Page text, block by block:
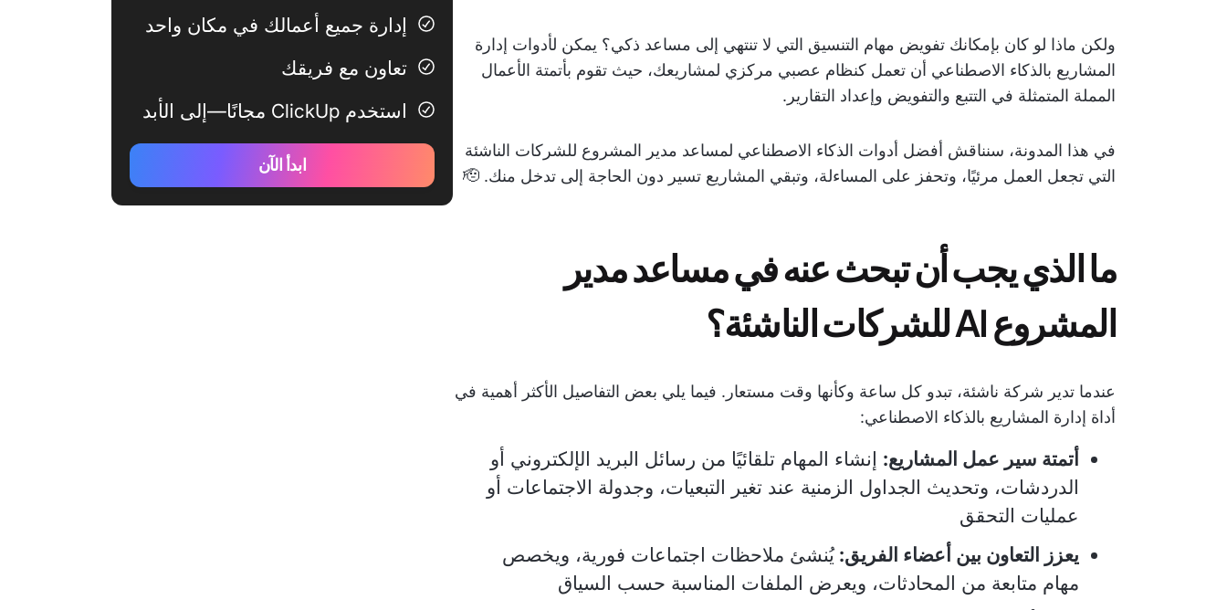
ولكن ماذا لو كان بإمكانك تفويض مهام التنسيق التي لا تنتهي إلى مساعد ذكي؟ يمكن لأدوات إدارة
المشاريع بالذكاء الاصطناعي أن تعمل كنظام عصبي مركزي لمشاريعك، حيث تقوم بأتمتة الأعمال
المملة المتمثلة في التتبع والتفويض وإعداد التقارير.
في هذا المدونة، سنناقش أفضل أدوات الذكاء الاصطناعي لمساعد مدير المشروع للشركات الناشئة
التي تجعل العمل مرئيًا، وتحفز على المساءلة، وتبقي المشاريع تسير دون الحاجة إلى تدخل منك. 🫡
ما الذي يجب أن تبحث عنه في مساعد مدير
المشروع AI للشركات الناشئة؟
عندما تدير شركة ناشئة، تبدو كل ساعة وكأنها وقت مستعار. فيما يلي بعض التفاصيل الأكثر أهمية في
أداة إدارة المشاريع بالذكاء الاصطناعي:
أتمتة سير عمل المشاريع: إنشاء المهام تلقائيًا من رسائل البريد الإلكتروني أو
الدردشات، وتحديث الجداول الزمنية عند تغير التبعيات، وجدولة الاجتماعات أو
عمليات التحقق
يعزز التعاون بين أعضاء الفريق:يُنشئ ملاحظات اجتماعات فورية، ويخصص
مهام متابعة من المحادثات، ويعرض الملفات المناسبة حسب السياق
إدارة جميع أعمالك في مكان واحد
تعاون مع فريقك
استخدم ClickUp مجانًا—إلى الأبد
ابدأ الآن